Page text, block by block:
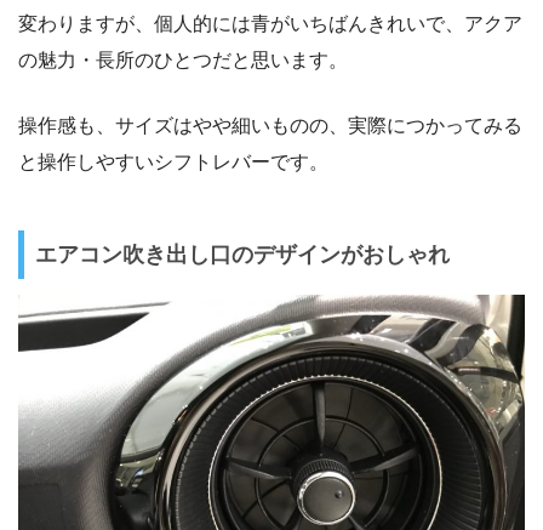
変わりますが、個人的には青がいちばんきれいで、アクア
の魅力・長所のひとつだと思います。
操作感も、サイズはやや細いものの、実際につかってみる
と操作しやすいシフトレバーです。
エアコン吹き出し口のデザインがおしゃれ